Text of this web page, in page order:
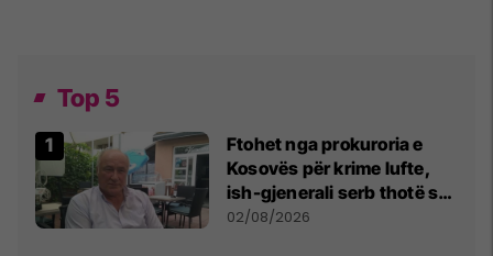
Top 5
Ftohet nga prokuroria e
Kosovës për krime lufte,
ish-gjenerali serb thotë se
dikush e tradhtoi në
02/08/2026